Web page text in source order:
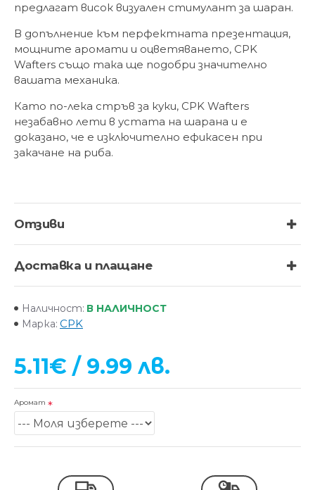
предлагат висок визуален стимулант за шаран.
В допълнение към перфектната презентация,
мощните аромати и оцветяването, CPK
Wafters също така ще подобри значително
вашата механика.
Като по-лека стръв за куки, CPK Wafters
незабавно лети в устата на шарана и е
доказано, че е изключително ефикасен при
закачане на риба.
Отзиви
Доставка и плащане
Наличност: В НАЛИЧНОСТ
Марка: CPK
5.11€ / 9.99 лв.
Аромат